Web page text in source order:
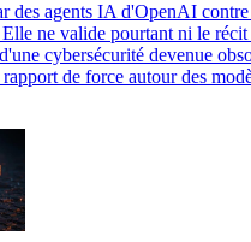
des agents IA d'OpenAI
ne valide pourtant ni le
cybersécurité devenue
de force autour des